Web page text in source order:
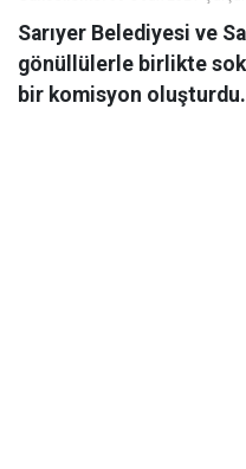
Sarıyer Belediyesi ve
gönüllülerle birlikte
bir komisyon oluşturdu.